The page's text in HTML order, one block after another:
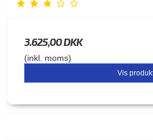
3.625,00 DKK
(inkl. moms)
Vis